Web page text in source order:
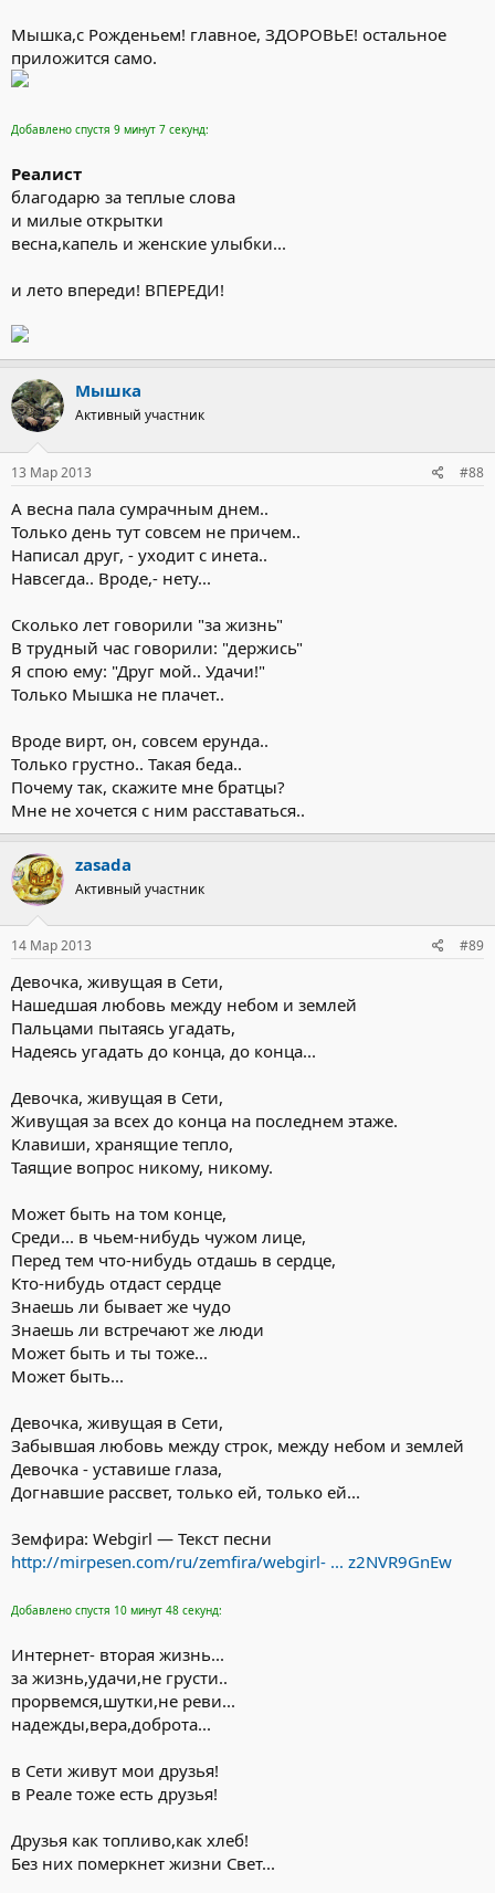
Мышка,с Рожденьем! главное, ЗДОРОВЬЕ! остальное
приложится само.
Добавлено спустя 9 минут 7 секунд:
Реалист
благодарю за теплые слова
и милые открытки
весна,капель и женские улыбки...
и лето впереди! ВПЕРЕДИ!
Мышка
Активный участник
13 Мар 2013 #88
А весна пала сумрачным днем..
Только день тут совсем не причем..
Написал друг, - уходит с инета..
Навсегда.. Вроде,- нету...
Сколько лет говорили "за жизнь"
В трудный час говорили: "держись"
Я спою ему: "Друг мой.. Удачи!"
Только Мышка не плачет..
Вроде вирт, он, совсем ерунда..
Только грустно.. Такая беда..
Почему так, скажите мне братцы?
Мне не хочется с ним расставаться..
zasada
Активный участник
14 Мар 2013 #89
Девочка, живущая в Сети,
Нашедшая любовь между небом и землей
Пальцами пытаясь угадать,
Надеясь угадать до конца, до конца...
Девочка, живущая в Сети,
Живущая за всех до конца на последнем этаже.
Клавиши, хранящие тепло,
Таящие вопрос никому, никому.
Может быть на том конце,
Среди... в чьем-нибудь чужом лице,
Перед тем что-нибудь отдашь в сердце,
Кто-нибудь отдаст сердце
Знаешь ли бывает же чудо
Знаешь ли встречают же люди
Может быть и ты тоже...
Может быть...
Девочка, живущая в Сети,
Забывшая любовь между строк, между небом и землей
Девочка - уставише глаза,
Догнавшие рассвет, только ей, только ей...
Земфира: Webgirl — Текст песни
http://mirpesen.com/ru/zemfira/webgirl- ... z2NVR9GnEw
Добавлено спустя 10 минут 48 секунд:
Интернет- вторая жизнь...
за жизнь,удачи,не грусти..
прорвемся,шутки,не реви...
надежды,вера,доброта...
в Сети живут мои друзья!
в Реале тоже есть друзья!
Друзья как топливо,как хлеб!
Без них померкнет жизни Свет...